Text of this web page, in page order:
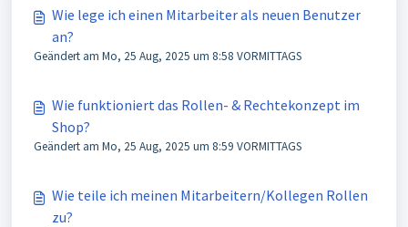
Wie lege ich einen Mitarbeiter als neuen Benutzer
an?
Geändert am Mo, 25 Aug, 2025 um 8:58 VORMITTAGS
Wie funktioniert das Rollen- & Rechtekonzept im
Shop?
Geändert am Mo, 25 Aug, 2025 um 8:59 VORMITTAGS
Wie teile ich meinen Mitarbeitern/Kollegen Rollen
zu?